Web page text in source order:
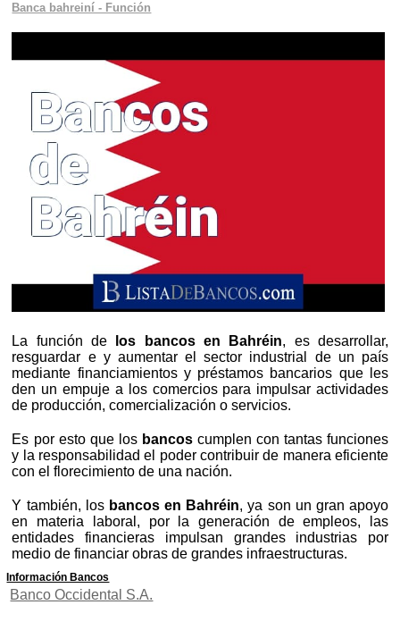
Banca bahreiní - Función
La función de los bancos en Bahréin, es desarrollar,
resguardar e y aumentar el sector industrial de un país
mediante financiamientos y préstamos bancarios que les
den un empuje a los comercios para impulsar actividades
de producción, comercialización o servicios.
Es por esto que los bancoscumplen con tantas funciones
y la responsabilidad el poder contribuir de manera eficiente
con el florecimiento de una nación.
Y también, los bancos en Bahréin, ya son un gran apoyo
en materia laboral, por la generación de empleos, las
entidades financieras impulsan grandes industrias por
medio de financiar obras de grandes infraestructuras.
Información Bancos
Banco Occidental S.A.